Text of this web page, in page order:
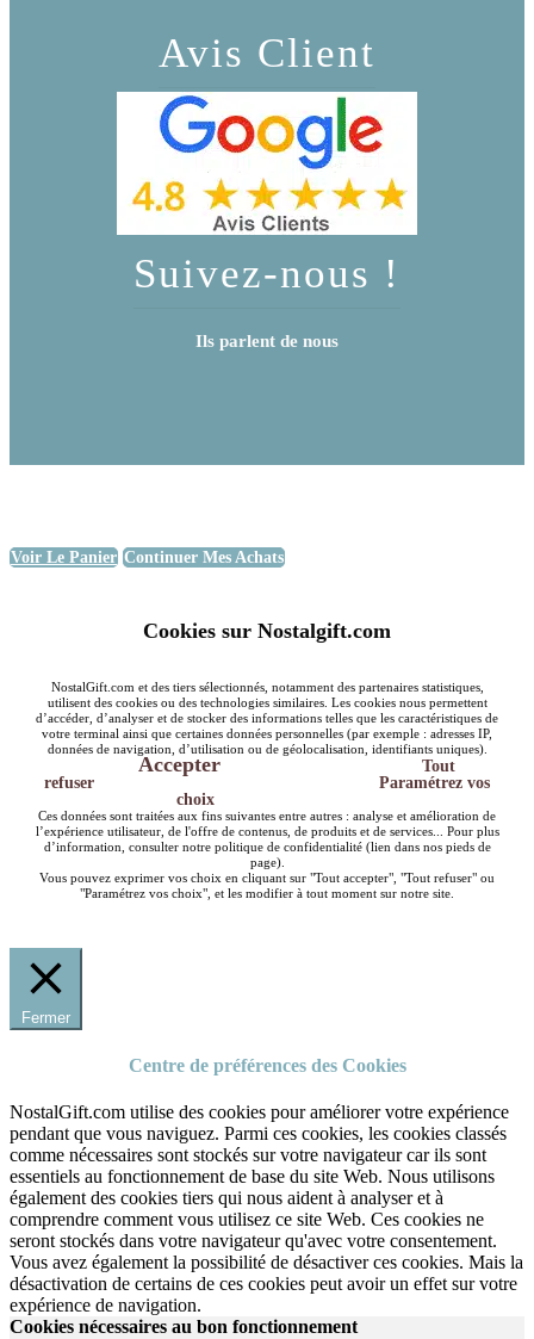
Avis Client
Suivez-nous !
Ils parlent de nous
Voir Le Panier Continuer Mes Achats
Cookies sur Nostalgift.com
NostalGift.com et des tiers sélectionnés, notamment des partenaires statistiques,
utilisent des cookies ou des technologies similaires. Les cookies nous permettent
d’accéder, d’analyser et de stocker des informations telles que les caractéristiques de
votre terminal ainsi que certaines données personnelles (par exemple : adresses IP,
données de navigation, d’utilisation ou de géolocalisation, identifiants uniques).
Accepter
Tout
refuser
Paramétrez vos
choix
Ces données sont traitées aux fins suivantes entre autres : analyse et amélioration de
l’expérience utilisateur, de l'offre de contenus, de produits et de services... Pour plus
d’information, consulter notre politique de confidentialité (lien dans nos pieds de
page).
Vous pouvez exprimer vos choix en cliquant sur "Tout accepter", "Tout refuser" ou
"Paramétrez vos choix", et les modifier à tout moment sur notre site.
Fermer
Centre de préférences des Cookies
NostalGift.com utilise des cookies pour améliorer votre expérience
pendant que vous naviguez. Parmi ces cookies, les cookies classés
comme nécessaires sont stockés sur votre navigateur car ils sont
essentiels au fonctionnement de base du site Web. Nous utilisons
également des cookies tiers qui nous aident à analyser et à
comprendre comment vous utilisez ce site Web. Ces cookies ne
seront stockés dans votre navigateur qu'avec votre consentement.
Vous avez également la possibilité de désactiver ces cookies. Mais la
désactivation de certains de ces cookies peut avoir un effet sur votre
expérience de navigation.
Cookies nécessaires au bon fonctionnement